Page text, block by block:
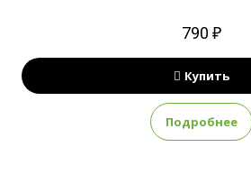
790 ₽
Купить
Подробнее